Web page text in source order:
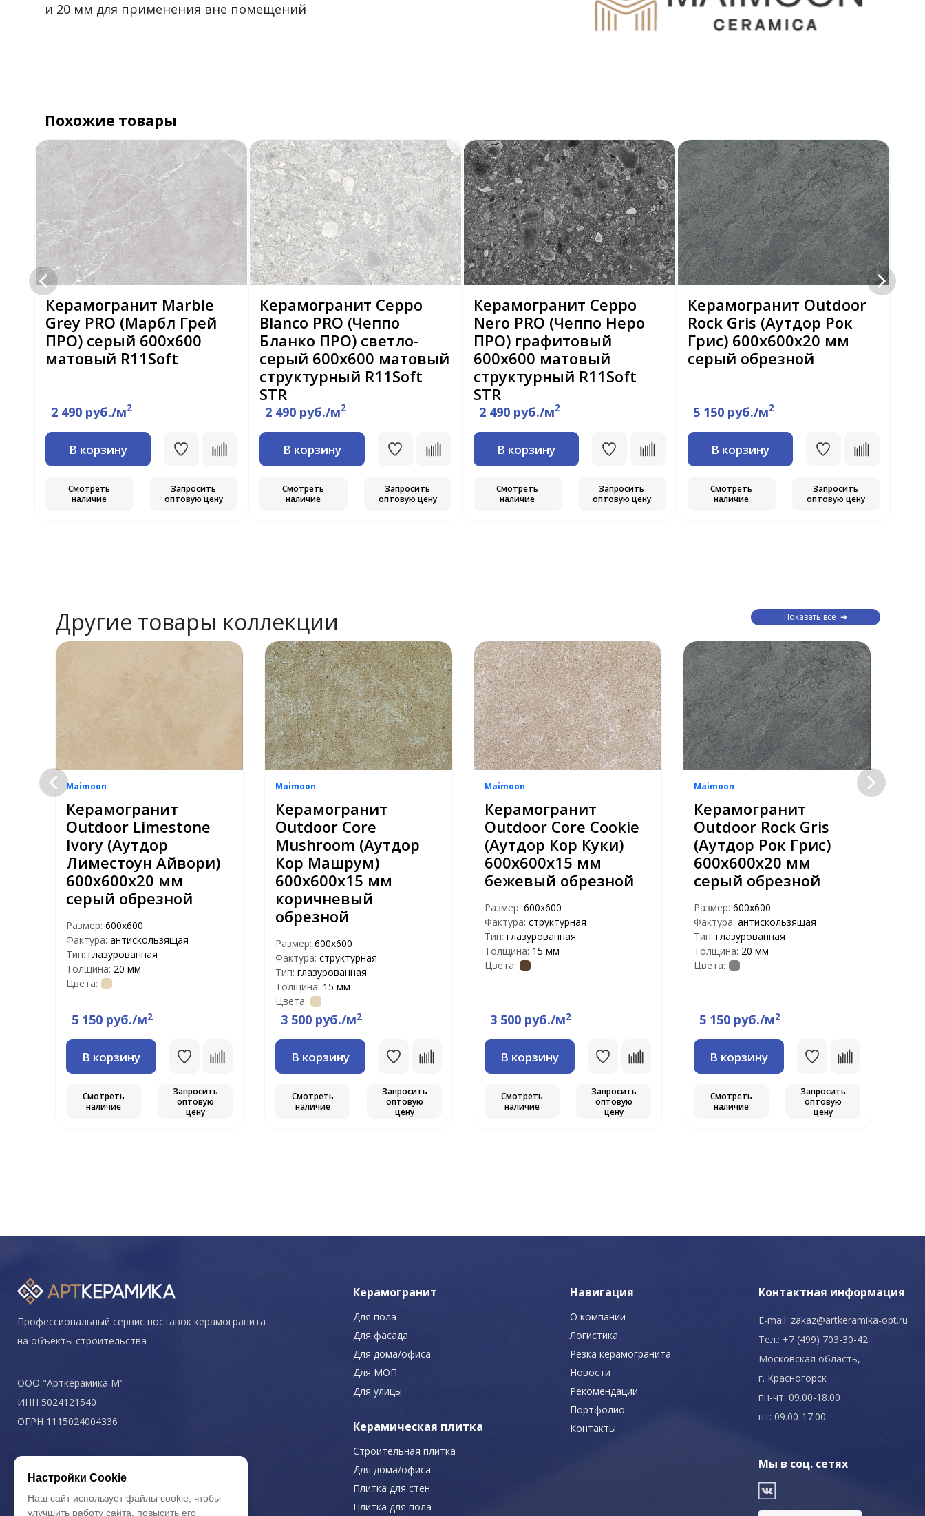
и 20 мм для применения вне помещений
Похожие товары
Керамогранит Marble
Grey PRO (Марбл Грей
ПРО) серый 600x600
матовый R11Soft
2 490 руб./м2
В корзину
Смотреть
наличие
Запросить
оптовую цену
Керамогранит Ceppo
Blanco PRO (Чеппо
Бланко ПРО) светло-
серый 600x600 матовый
структурный R11Soft
STR
2 490 руб./м2
В корзину
Смотреть
наличие
Запросить
оптовую цену
Керамогранит Ceppo
Nero PRO (Чеппо Неро
ПРО) графитовый
600x600 матовый
структурный R11Soft
STR
2 490 руб./м2
В корзину
Смотреть
наличие
Запросить
оптовую цену
Керамогранит Outdoor
Rock Gris (Аутдор Рок
Грис) 600х600х20 мм
серый обрезной
5 150 руб./м2
В корзину
Смотреть
наличие
Запросить
оптовую цену
Другие товары коллекции Показать все
Maimoon
Керамогранит
Outdoor Limestone
Ivory (Аутдор
Лиместоун Айвори)
600х600х20 мм
серый обрезной
Размер: 600х600
Фактура: антискользящая
Тип: глазурованная
Толщина: 20 мм
Цвета:
5 150 руб./м2
В корзину
Смотреть
наличие
Запросить
оптовую
цену
Maimoon
Керамогранит
Outdoor Core
Mushroom (Аутдор
Кор Машрум)
600х600х15 мм
коричневый
обрезной
Размер: 600х600
Фактура: структурная
Тип: глазурованная
Толщина: 15 мм
Цвета:
3 500 руб./м2
В корзину
Смотреть
наличие
Запросить
оптовую
цену
Maimoon
Керамогранит
Outdoor Core Cookie
(Аутдор Кор Куки)
600х600х15 мм
бежевый обрезной
Размер: 600х600
Фактура: структурная
Тип: глазурованная
Толщина: 15 мм
Цвета:
3 500 руб./м2
В корзину
Смотреть
наличие
Запросить
оптовую
цену
Maimoon
Керамогранит
Outdoor Rock Gris
(Аутдор Рок Грис)
600х600х20 мм
серый обрезной
Размер: 600х600
Фактура: антискользящая
Тип: глазурованная
Толщина: 20 мм
Цвета:
5 150 руб./м2
В корзину
Смотреть
наличие
Запросить
оптовую
цену
Профессиональный сервис поставок керамогранита
на объекты строительства
ООО "Арткерамика М"
ИНН 5024121540
ОГРН 1115024004336
Политика конфиденциальности
Керамогранит
Для пола
Для фасада
Для дома/офиса
Для МОП
Для улицы
Керамическая плитка
Строительная плитка
Для дома/офиса
Плитка для стен
Плитка для пола
Навигация
О компании
Логистика
Резка керамогранита
Новости
Рекомендации
Портфолио
Контакты
Контактная информация
E-mail: zakaz@artkeramika-opt.ru
Тел.: +7 (499) 703-30-42
Московская область,
г. Красногорск
пн-чт: 09.00-18.00
пт: 09.00-17.00
Мы в соц. сетях
Настройки Cookie
Наш сайт использует файлы cookie, чтобы
улучшить работу сайта, повысить его